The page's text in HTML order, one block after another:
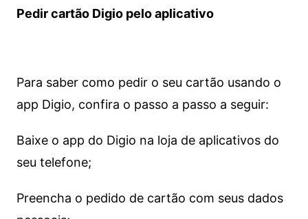
Pedir cartão Digio pelo aplicativo
Para saber como pedir o seu cartão usando o
app Digio, confira o passo a passo a seguir:
Baixe o app do Digio na loja de aplicativos do
seu telefone;
Preencha o pedido de cartão com seus dados